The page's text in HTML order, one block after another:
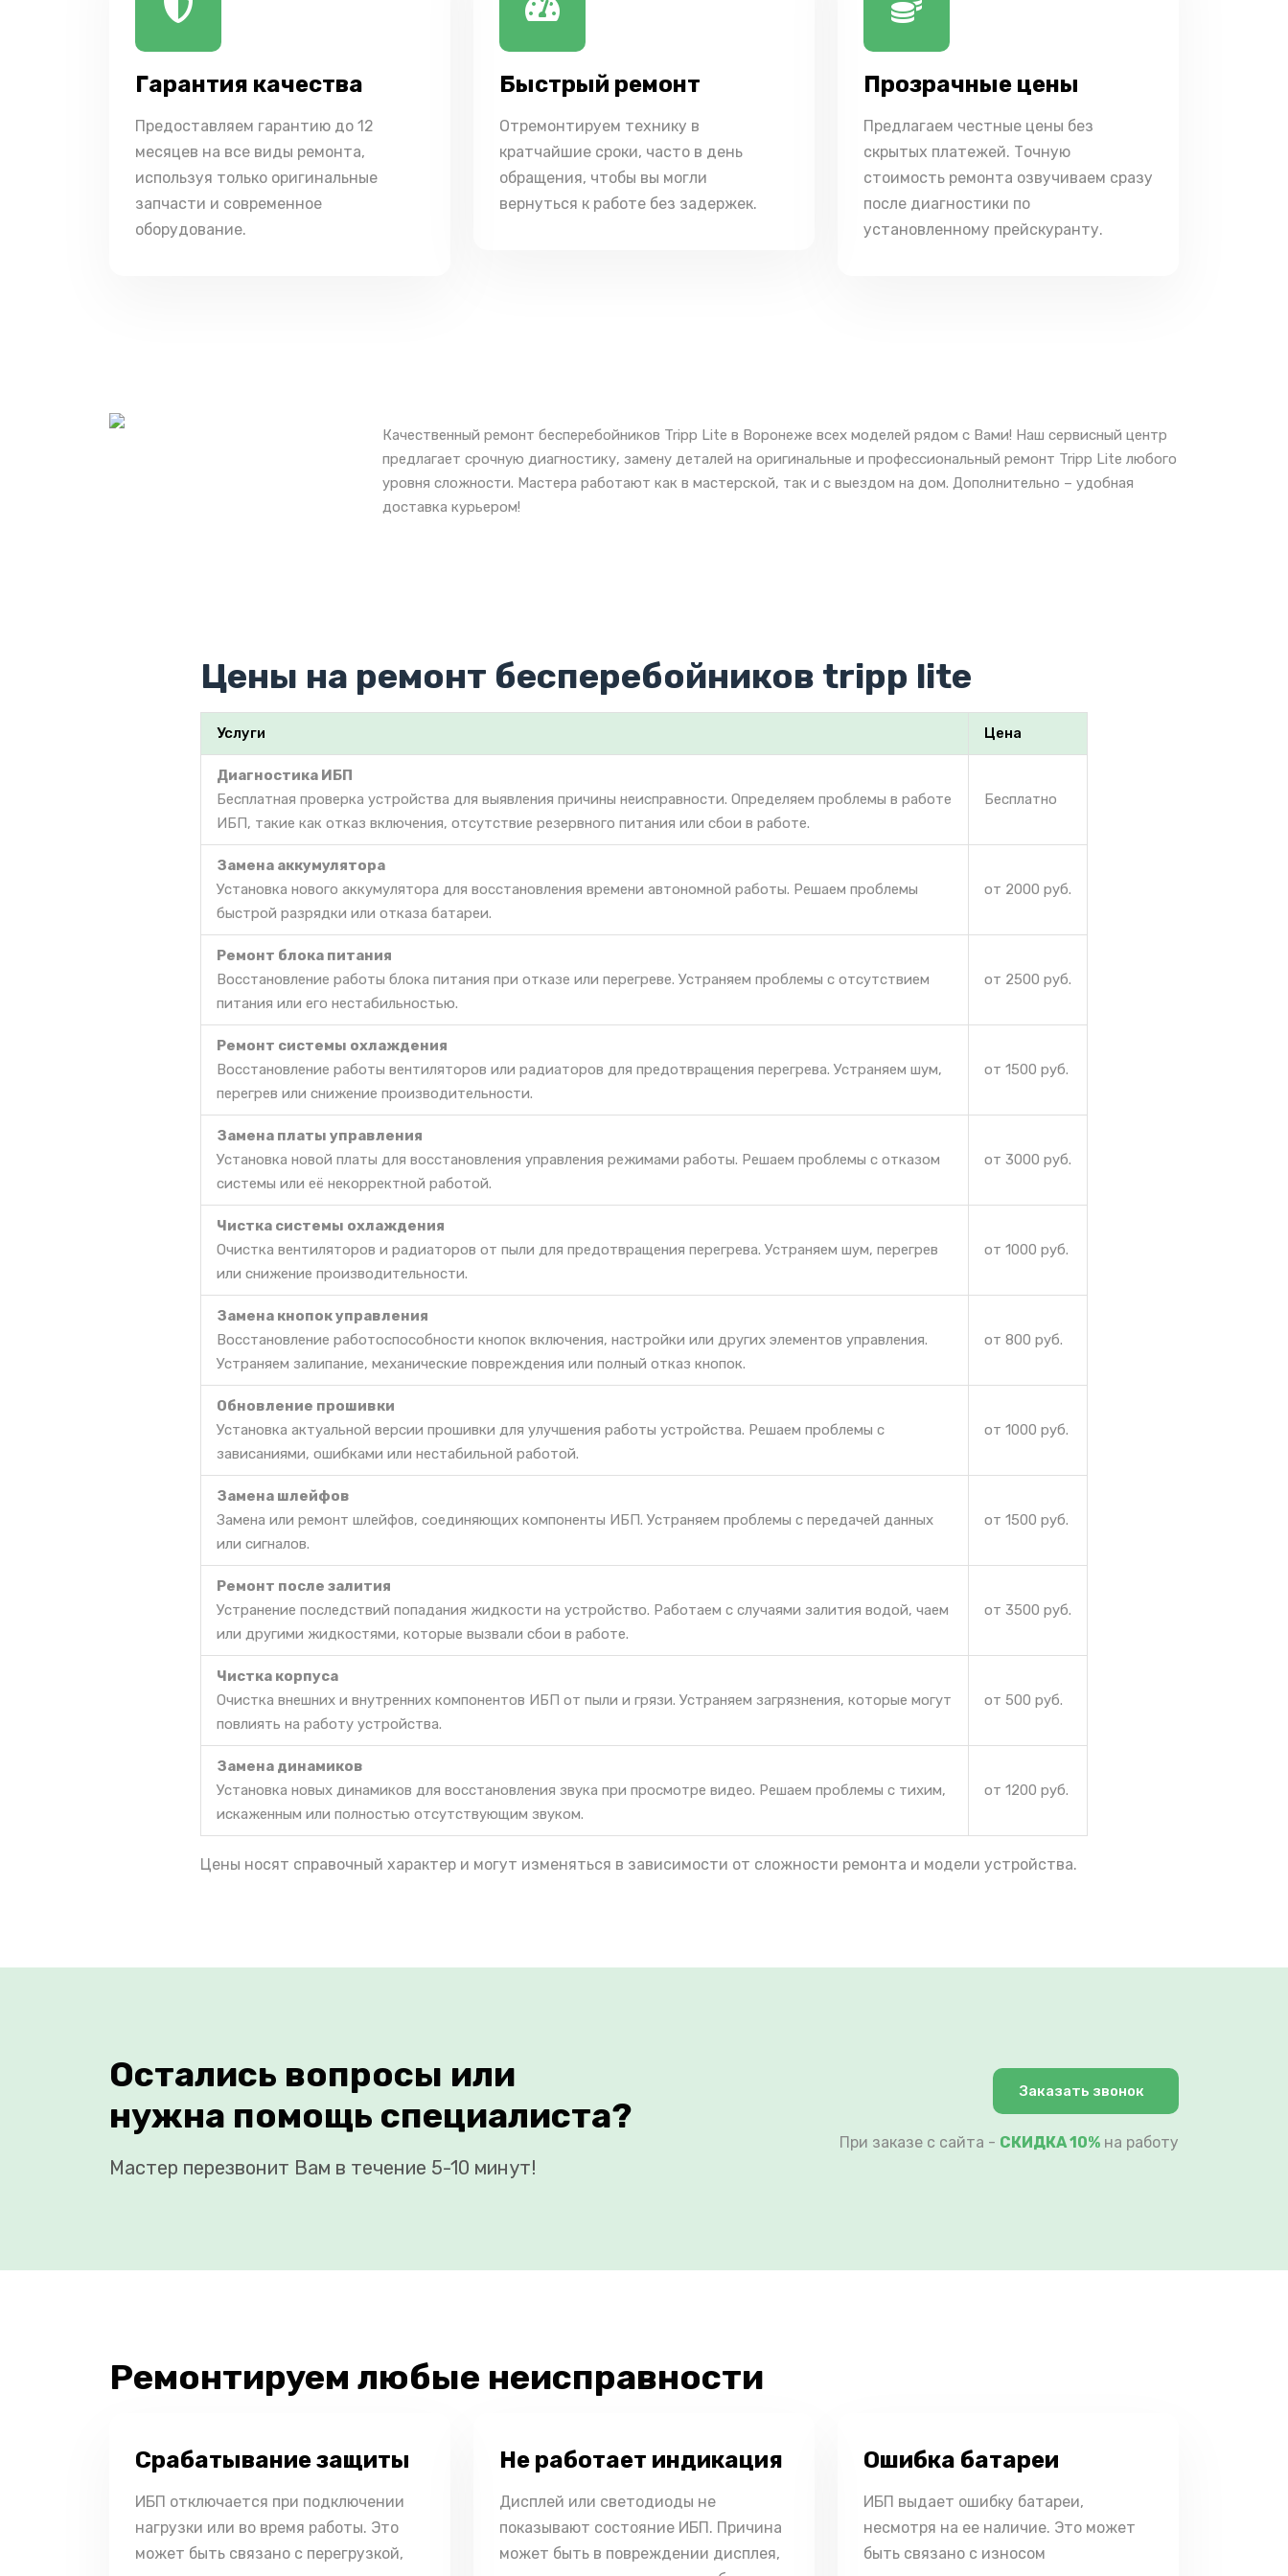
Гарантия качества
Предоставляем гарантию до 12
месяцев на все виды ремонта,
используя только оригинальные
запчасти и современное
оборудование.
Быстрый ремонт
Отремонтируем технику в
кратчайшие сроки, часто в день
обращения, чтобы вы могли
вернуться к работе без задержек.
Прозрачные цены
Предлагаем честные цены без
скрытых платежей. Точную
стоимость ремонта озвучиваем сразу
после диагностики по
установленному прейскуранту.
Качественный ремонт бесперебойников Tripp Lite в Воронеже всех моделей рядом с Вами! Наш сервисный центр
предлагает срочную диагностику, замену деталей на оригинальные и профессиональный ремонт Tripp Lite любого
уровня сложности. Мастера работают как в мастерской, так и с выездом на дом. Дополнительно – удобная
доставка курьером!
Цены на ремонт бесперебойников tripp lite
Услуги Цена
Диагностика ИБП
Бесплатная проверка устройства для выявления причины неисправности. Определяем проблемы в работе
ИБП, такие как отказ включения, отсутствие резервного питания или сбои в работе.
Бесплатно
Замена аккумулятора
Установка нового аккумулятора для восстановления времени автономной работы. Решаем проблемы
быстрой разрядки или отказа батареи.
от 2000 руб.
Ремонт блока питания
Восстановление работы блока питания при отказе или перегреве. Устраняем проблемы с отсутствием
питания или его нестабильностью.
от 2500 руб.
Ремонт системы охлаждения
Восстановление работы вентиляторов или радиаторов для предотвращения перегрева. Устраняем шум,
перегрев или снижение производительности.
от 1500 руб.
Замена платы управления
Установка новой платы для восстановления управления режимами работы. Решаем проблемы с отказом
системы или её некорректной работой.
от 3000 руб.
Чистка системы охлаждения
Очистка вентиляторов и радиаторов от пыли для предотвращения перегрева. Устраняем шум, перегрев
или снижение производительности.
от 1000 руб.
Замена кнопок управления
Восстановление работоспособности кнопок включения, настройки или других элементов управления.
Устраняем залипание, механические повреждения или полный отказ кнопок.
от 800 руб.
Обновление прошивки
Установка актуальной версии прошивки для улучшения работы устройства. Решаем проблемы с
зависаниями, ошибками или нестабильной работой.
от 1000 руб.
Замена шлейфов
Замена или ремонт шлейфов, соединяющих компоненты ИБП. Устраняем проблемы с передачей данных
или сигналов.
от 1500 руб.
Ремонт после залития
Устранение последствий попадания жидкости на устройство. Работаем с случаями залития водой, чаем
или другими жидкостями, которые вызвали сбои в работе.
от 3500 руб.
Чистка корпуса
Очистка внешних и внутренних компонентов ИБП от пыли и грязи. Устраняем загрязнения, которые могут
повлиять на работу устройства.
от 500 руб.
Замена динамиков
Установка новых динамиков для восстановления звука при просмотре видео. Решаем проблемы с тихим,
искаженным или полностью отсутствующим звуком.
от 1200 руб.
Цены носят справочный характер и могут изменяться в зависимости от сложности ремонта и модели устройства.
Остались вопросы или
нужна помощь специалиста?
Мастер перезвонит Вам в течение 5-10 минут!
Заказать звонок
При заказе с сайта - СКИДКА 10% на работу
Ремонтируем любые неисправности
Срабатывание защиты
ИБП отключается при подключении
нагрузки или во время работы. Это
может быть связано с перегрузкой,
Не работает индикация
Дисплей или светодиоды не
показывают состояние ИБП. Причина
может быть в повреждении дисплея,
Ошибка батареи
ИБП выдает ошибку батареи,
несмотря на ее наличие. Это может
быть связано с износом